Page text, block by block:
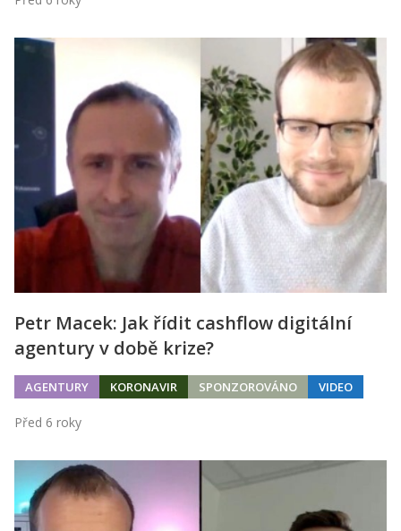
Petr Macek: Jak řídit cashflow digitální
agentury v době krize?
AGENTURY KORONAVIR SPONZOROVÁNO VIDEO
Před 6 roky